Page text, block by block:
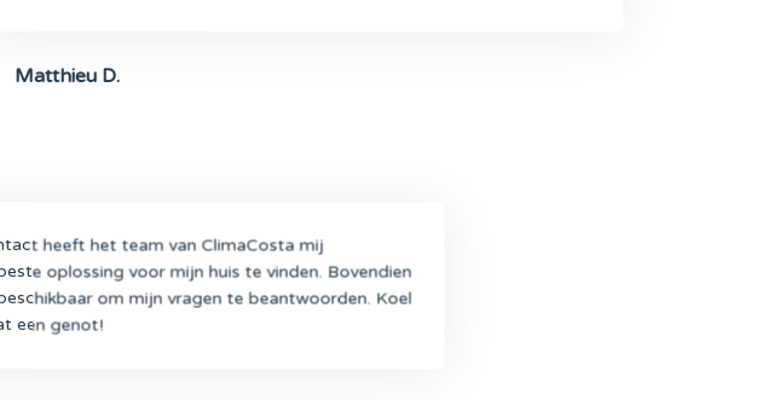
Matthieu D.
heeft het team van ClimaCosta mij
oplossing voor mijn huis te vinden. Bovendien
om mijn vragen te beantwoorden. Koel
een genot!